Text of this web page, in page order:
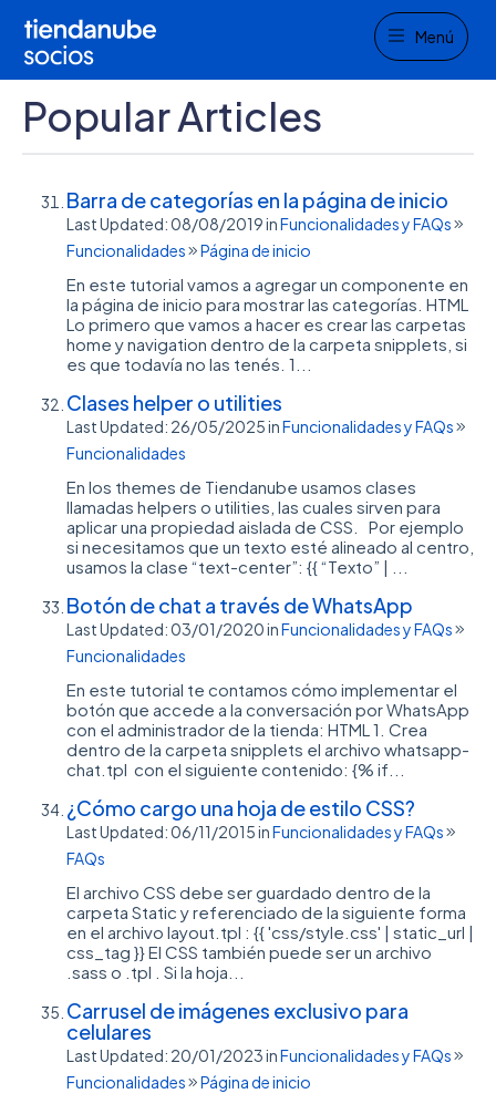
Menu
Menú
Popular Articles
Barra de categorías en la página de inicio
Last Updated: 08/08/2019inFuncionalidades y FAQs
Funcionalidades
Página de inicio
En este tutorial vamos a agregar un componente en
la página de inicio para mostrar las categorías. HTML
Lo primero que vamos a hacer es crear las carpetas
home y navigation dentro de la carpeta snipplets, si
es que todavía no las tenés. 1...
Clases helper o utilities
Last Updated: 26/05/2025inFuncionalidades y FAQs
Funcionalidades
En los themes de Tiendanube usamos clases
llamadas helpers o utilities, las cuales sirven para
aplicar una propiedad aislada de CSS. Por ejemplo
si necesitamos que un texto esté alineado al centro,
usamos la clase “text-center”: {{ “Texto” | ...
Botón de chat a través de WhatsApp
Last Updated: 03/01/2020inFuncionalidades y FAQs
Funcionalidades
En este tutorial te contamos cómo implementar el
botón que accede a la conversación por WhatsApp
con el administrador de la tienda: HTML 1. Crea
dentro de la carpeta snipplets el archivo whatsapp-
chat.tpl con el siguiente contenido: {% if...
¿Cómo cargo una hoja de estilo CSS?
Last Updated: 06/11/2015inFuncionalidades y FAQs
FAQs
El archivo CSS debe ser guardado dentro de la
carpeta Static y referenciado de la siguiente forma
en el archivo layout.tpl : {{ 'css/style.css' | static_url |
css_tag }} El CSS también puede ser un archivo
.sass o .tpl . Si la hoja...
Carrusel de imágenes exclusivo para
celulares
Last Updated: 20/01/2023inFuncionalidades y FAQs
Funcionalidades
Página de inicio